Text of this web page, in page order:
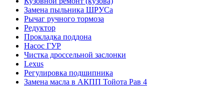
Замена пыльника ШРУСа
Рычаг ручного тормоза
Редуктор
Прокладка поддона
Насос ГУР
Чистка дроссельной заслонки
Lexus
Регулировка подшипника
Замена масла в АКПП Тойота Рав 4